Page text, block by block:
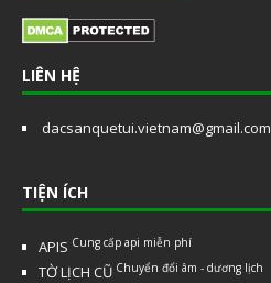
LIÊN HỆ
dacsanquetui.vietnam@gmail.com
TIỆN ÍCH
APIS Cung cấp api miễn phí
TỜ LỊCH CŨ Chuyển đổi âm - dương lịch